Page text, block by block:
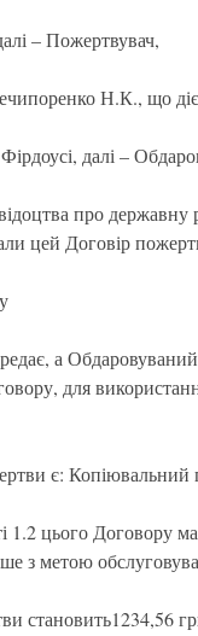
– Пожертвувач,
Н.К., що діє
далі –
про
цей Договір
а
для
є: Копіювальний
1.2 цього Договору
з метою
становить1234,56